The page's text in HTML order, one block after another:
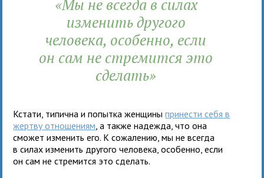
«Мы не всегда в силах
изменить другого
человека, особенно, если
он сам не стремится это
сделать»
Кстати, типична и попытка женщиныпринести себя в
жертву отношениям , а также надежда, что она
сможет изменить его. К сожалению, мы не всегда
в силах изменить другого человека, особенно, если
он сам не стремится это сделать.